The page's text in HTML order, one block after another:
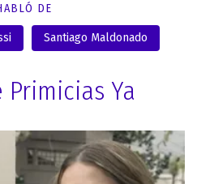
DE
Santiago Maldonado
Primicias Ya